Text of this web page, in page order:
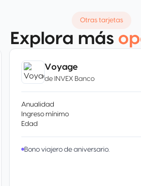
Otras tarjetas
Explora más
Voyage
de INVEX Banco
Anualidad
Ingreso mínimo
Edad
Bono viajero de aniversario.